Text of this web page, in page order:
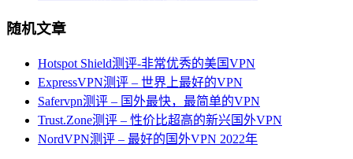
随机文章
Hotspot Shield测评-非常优秀的美国VPN
ExpressVPN测评 – 世界上最好的VPN
Safervpn测评 – 国外最快，最简单的VPN
Trust.Zone测评 – 性价比超高的新兴国外VPN
NordVPN测评 – 最好的国外VPN 2022年